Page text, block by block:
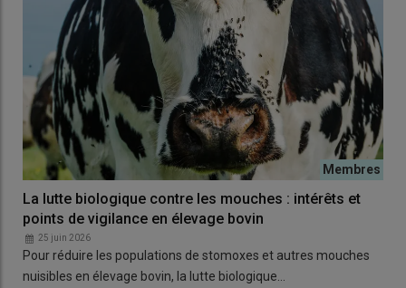
La lutte biologique contre les mouches : intérêts et
points de vigilance en élevage bovin
25 juin 2026
Pour réduire les populations de stomoxes et autres mouches
nuisibles en élevage bovin, la lutte biologique…